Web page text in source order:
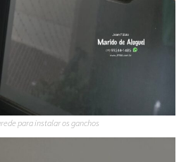
para instalar os ganchos